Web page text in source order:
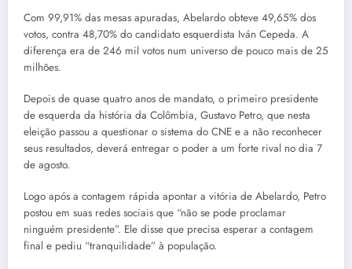
Com 99,91% das mesas apuradas, Abelardo obteve 49,65% dos
votos, contra 48,70% do candidato esquerdista Iván Cepeda. A
diferença era de 246 mil votos num universo de pouco mais de 25
milhões.
Depois de quase quatro anos de mandato, o primeiro presidente
de esquerda da história da Colômbia, Gustavo Petro, que nesta
eleição passou a questionar o sistema do CNE e a não reconhecer
seus resultados, deverá entregar o poder a um forte rival no dia 7
de agosto.
Logo após a contagem rápida apontar a vitória de Abelardo, Petro
postou em suas redes sociais que “não se pode proclamar
ninguém presidente”. Ele disse que precisa esperar a contagem
final e pediu “tranquilidade” à população.